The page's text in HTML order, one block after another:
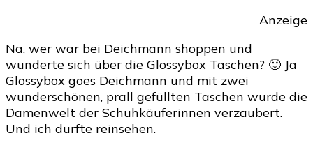
Anzeige
Na, wer war bei Deichmann shoppen und
wunderte sich über die Glossybox Taschen? 🙂 Ja
Glossybox goes Deichmann und mit zwei
wunderschönen, prall gefüllten Taschen wurde die
Damenwelt der Schuhkäuferinnen verzaubert.
Und ich durfte reinsehen.